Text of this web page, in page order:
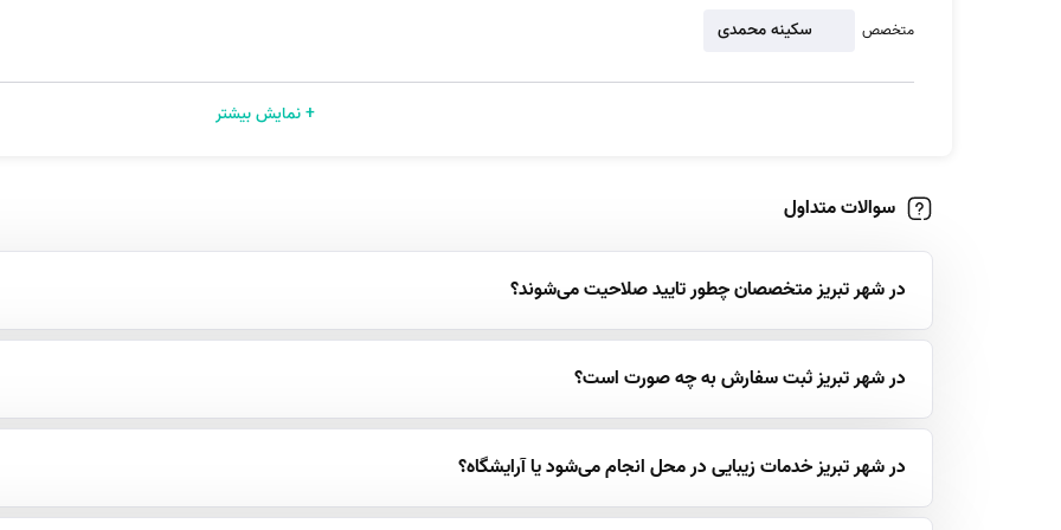
متخصص سکینه محمدی
+ نمایش بیشتر
سوالات متداول
در شهر تبریز متخصصان چطور تایید صلاحیت می‌شوند؟
در شهر تبریز ثبت سفارش به چه صورت است؟
در شهر تبریز خدمات زیبایی در محل انجام می‌شود یا آرایشگاه؟